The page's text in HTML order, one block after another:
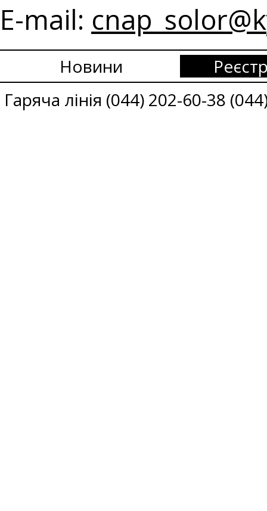
E-mail:
Новини
Гаряча лінія (044) 202-60-38